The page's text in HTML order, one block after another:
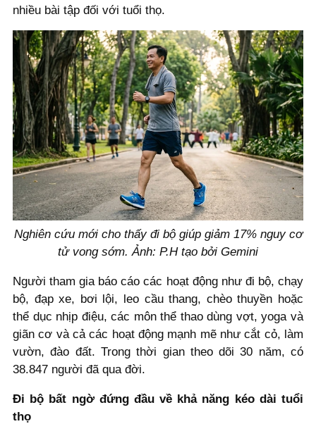
nhiều bài tập đối với tuổi thọ.
Nghiên cứu mới cho thấy đi bộ giúp giảm 17% nguy cơ
tử vong sớm.Ảnh: P.H tạo bởi Gemini
Người tham gia báo cáo các hoạt động như đi bộ, chạy
bộ, đạp xe, bơi lội, leo cầu thang, chèo thuyền hoặc
thể dục nhịp điệu, các môn thể thao dùng vợt, yoga và
giãn cơ và cả các hoạt động mạnh mẽ như cắt cỏ, làm
vườn, đào đất. Trong thời gian theo dõi 30 năm, có
38.847 người đã qua đời.
Đi bộ bất ngờ đứng đầu về khả năng kéo dài tuổi
thọ